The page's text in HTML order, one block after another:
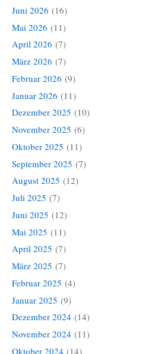
Juni 2026 (16)
Mai 2026 (11)
April 2026 (7)
März 2026 (7)
Februar 2026 (9)
Januar 2026 (11)
Dezember 2025 (10)
November 2025 (6)
Oktober 2025 (11)
September 2025 (7)
August 2025 (12)
Juli 2025 (7)
Juni 2025 (12)
Mai 2025 (11)
April 2025 (7)
März 2025 (7)
Februar 2025 (4)
Januar 2025 (9)
Dezember 2024 (14)
November 2024 (11)
Oktober 2024 (14)